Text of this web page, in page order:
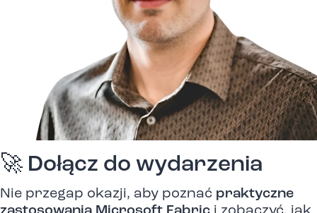
🚀 Dołącz do wydarzenia
Nie przegap okazji, aby poznać praktyczne